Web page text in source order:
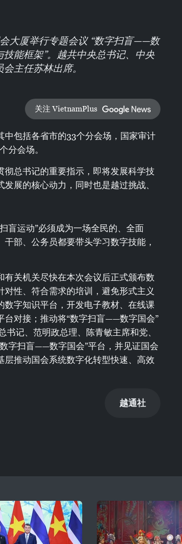
大厦举行专题会议 “数字扫盲——数
能框架”。越共中央总书记、中央
主任苏林出席。
关注 VietnamPlus
包括各省市的33个分会场，国家审计
分会场。
总书记的重要指示，即将发展科学技
展的核心动力，同时也是越过挑战、
盲运动”必须成为一场全民的、全面
部、公务员都要带头学习数字技能，
关机关尽快在本次会议后正式颁布数
性、符合需求的培训，避免形式主义
字知识平台，开发电子教材、在线课
台对接；推动将“数字扫盲——数字国会”
记、范明政总理、陈青敏主席和党、
字扫盲——数字国会”平台，并见证国会
推动国会系统数字化转型快速、高效
越通社